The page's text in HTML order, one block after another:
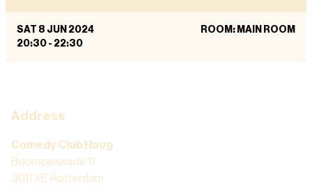
SAT 8 JUN 2024
20:30 - 22:30
ROOM: MAIN ROOM
Address
Comedy Club Haug
Boompjeskade 11
3011 XE Rotterdam